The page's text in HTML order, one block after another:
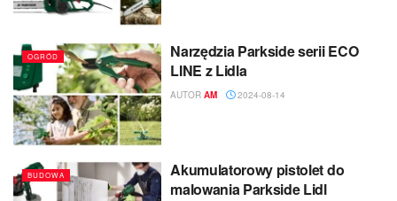
OGRÓD
Narzędzia Parkside serii ECO
LINE z Lidla
AUTOR AM 2024-08-14
BUDOWA
Akumulatorowy pistolet do
malowania Parkside Lidl